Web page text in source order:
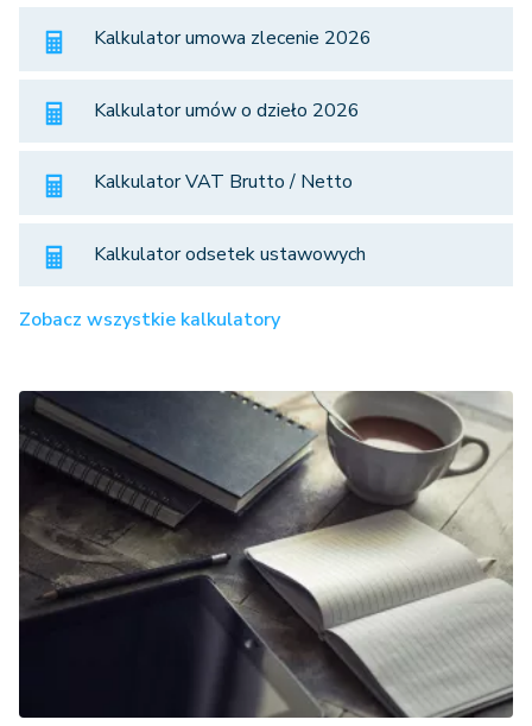
Kalkulator umowa zlecenie 2026
Kalkulator umów o dzieło 2026
Kalkulator VAT Brutto / Netto
Kalkulator odsetek ustawowych
Zobacz wszystkie kalkulatory